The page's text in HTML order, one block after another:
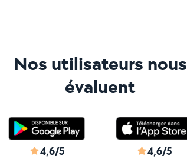
Nos utilisateurs nous
évaluent
4,6/5 4,6/5